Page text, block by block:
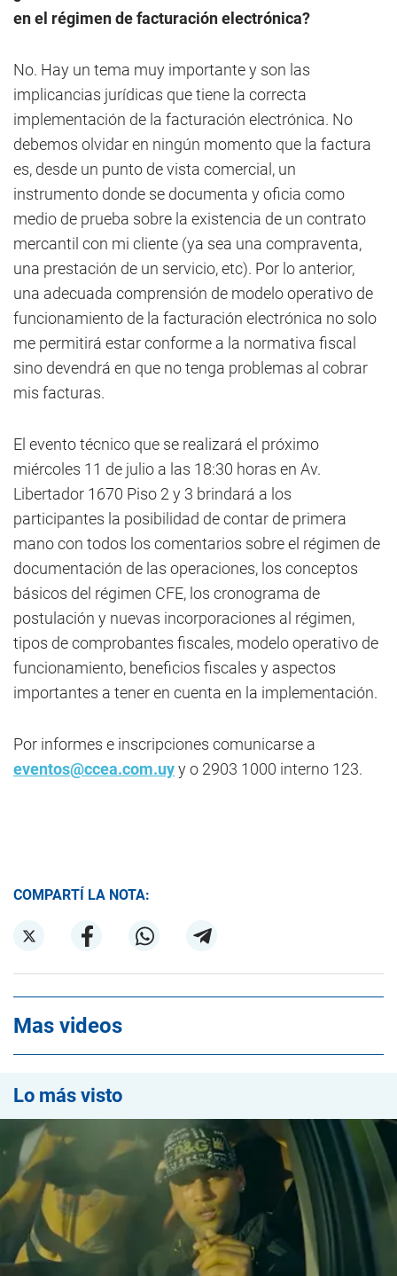
en el régimen de facturación electrónica?
No. Hay un tema muy importante y son las
implicancias jurídicas que tiene la correcta
implementación de la facturación electrónica. No
debemos olvidar en ningún momento que la factura
es, desde un punto de vista comercial, un
instrumento donde se documenta y oficia como
medio de prueba sobre la existencia de un contrato
mercantil con mi cliente (ya sea una compraventa,
una prestación de un servicio, etc). Por lo anterior,
una adecuada comprensión de modelo operativo de
funcionamiento de la facturación electrónica no solo
me permitirá estar conforme a la normativa fiscal
sino devendrá en que no tenga problemas al cobrar
mis facturas.
El evento técnico que se realizará el próximo
miércoles 11 de julio a las 18:30 horas en Av.
Libertador 1670 Piso 2 y 3 brindará a los
participantes la posibilidad de contar de primera
mano con todos los comentarios sobre el régimen de
documentación de las operaciones, los conceptos
básicos del régimen CFE, los cronograma de
postulación y nuevas incorporaciones al régimen,
tipos de comprobantes fiscales, modelo operativo de
funcionamiento, beneficios fiscales y aspectos
importantes a tener en cuenta en la implementación.
Por informes e inscripciones comunicarse a
eventos@ccea.com.uyy o 2903 1000 interno 123.
COMPARTÍ LA NOTA:
Mas videos
Lo más visto